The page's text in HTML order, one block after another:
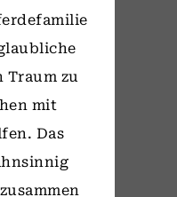
Traum zu
mit
Das